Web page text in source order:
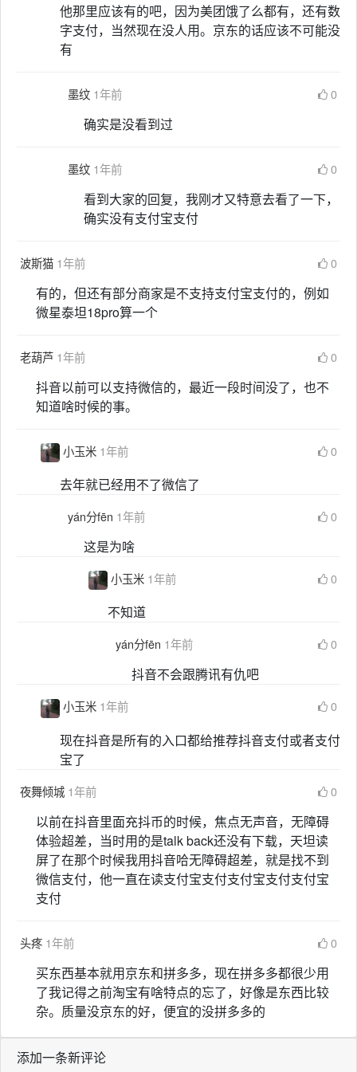
他那里应该有的吧，因为美团饿了么都有，还有数
字支付，当然现在没人用。京东的话应该不可能没
有
墨纹 1年前 0
确实是没看到过
墨纹 1年前 0
看到大家的回复，我刚才又特意去看了一下，
确实没有支付宝支付
波斯猫 1年前 0
有的，但还有部分商家是不支持支付宝支付的，例如
微星泰坦18pro算一个
老葫芦 1年前 0
抖音以前可以支持微信的，最近一段时间没了，也不
知道啥时候的事。
小玉米 1年前 0
去年就已经用不了微信了
yán分fēn 1年前 0
这是为啥
小玉米 1年前 0
不知道
yán分fēn 1年前 0
抖音不会跟腾讯有仇吧
小玉米 1年前 0
现在抖音是所有的入口都给推荐抖音支付或者支付
宝了
夜舞倾城 1年前 0
以前在抖音里面充抖币的时候，焦点无声音，无障碍
体验超差，当时用的是talk back还没有下载，天坦读
屏了在那个时候我用抖音哈无障碍超差，就是找不到
微信支付，他一直在读支付宝支付支付宝支付支付宝
支付
头疼 1年前 0
买东西基本就用京东和拼多多，现在拼多多都很少用
了我记得之前淘宝有啥特点的忘了，好像是东西比较
杂。质量没京东的好，便宜的没拼多多的
添加一条新评论